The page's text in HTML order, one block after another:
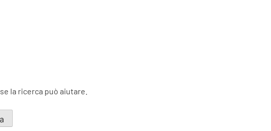
la ricerca può aiutare.